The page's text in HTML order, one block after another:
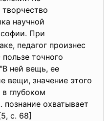
творчество
научной
При
педагог произнес
точного
ней вещь, ее
вещи, значение этого
глубоком
охватывает
с. 68]